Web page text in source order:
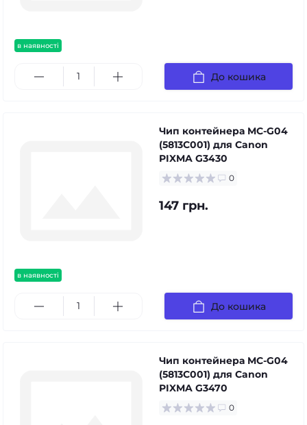
в наявності
До кошика
в наявності
Чип контейнера MC-G04
(5813C001) для Canon
PIXMA G3430
0
147 грн.
До кошика
Чип контейнера MC-G04
(5813C001) для Canon
PIXMA G3470
0